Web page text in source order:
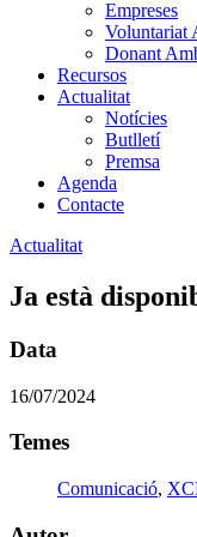
Empreses
Voluntariat
Donant
Recursos
Actualitat
Notícies
Butlletí
Premsa
Agenda
Contacte
Actualitat
Ja està
Data
16/07/2024
Temes
Comunicació,